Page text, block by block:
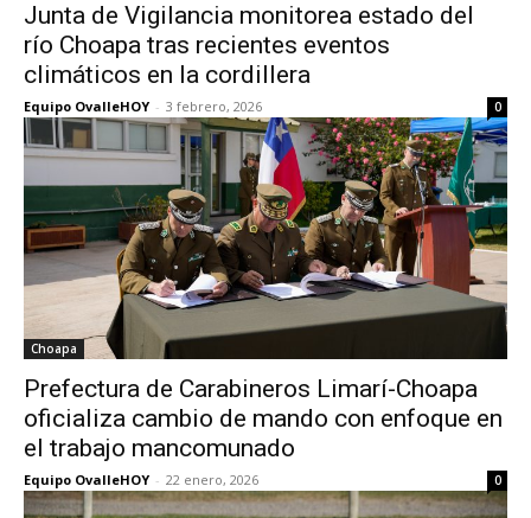
Junta de Vigilancia monitorea estado del
río Choapa tras recientes eventos
climáticos en la cordillera
Equipo OvalleHOY - 3 febrero, 2026 0
Choapa
Prefectura de Carabineros Limarí-Choapa
oficializa cambio de mando con enfoque en
el trabajo mancomunado
Equipo OvalleHOY - 22 enero, 2026 0